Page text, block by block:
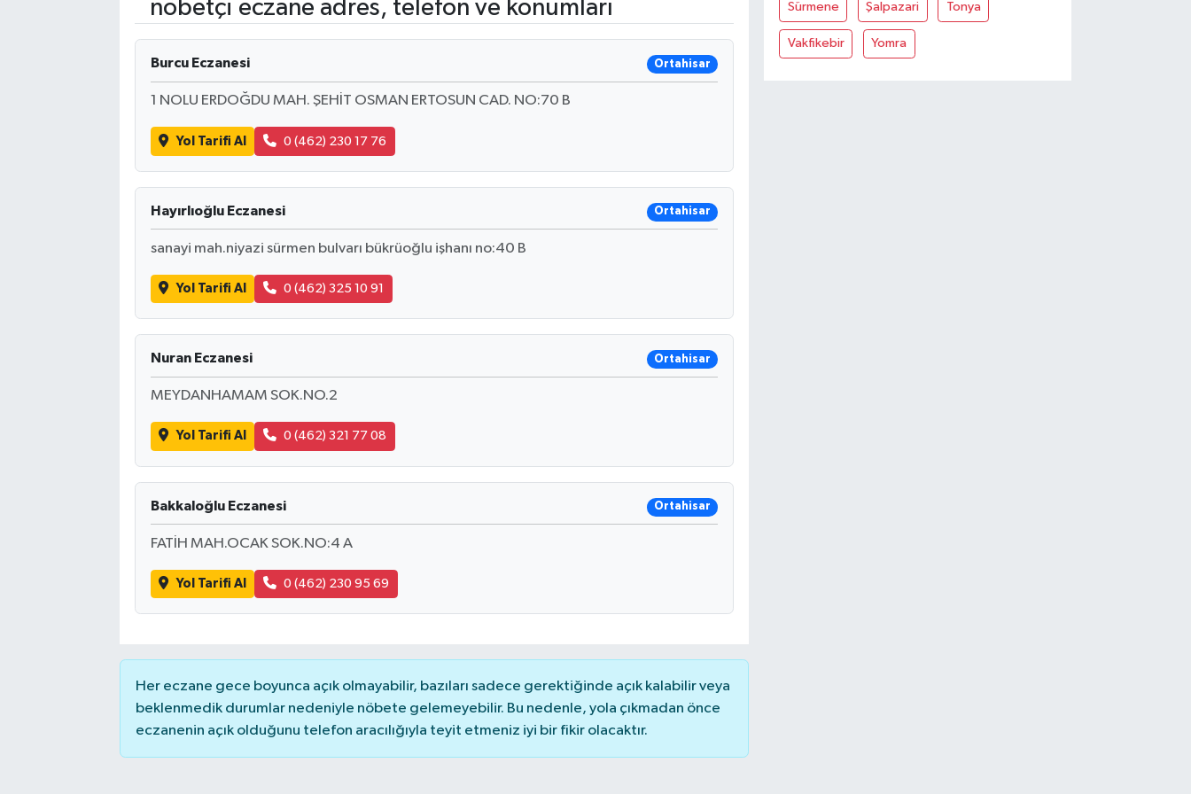
nöbetçi eczane adres, telefon ve konumları
Burcu Eczanesi Ortahisar
1 NOLU ERDOĞDU MAH. ŞEHİT OSMAN ERTOSUN CAD. NO:70 B
Yol Tarifi Al 0 (462) 230 17 76
Hayırlıoğlu Eczanesi Ortahisar
sanayi mah.niyazi sürmen bulvarı bükrüoğlu işhanı no:40 B
Yol Tarifi Al 0 (462) 325 10 91
Nuran Eczanesi Ortahisar
MEYDANHAMAM SOK.NO.2
Yol Tarifi Al 0 (462) 321 77 08
Bakkaloğlu Eczanesi Ortahisar
FATİH MAH.OCAK SOK.NO:4 A
Yol Tarifi Al 0 (462) 230 95 69
Her eczane gece boyunca açık olmayabilir, bazıları sadece gerektiğinde açık kalabilir veya
beklenmedik durumlar nedeniyle nöbete gelemeyebilir. Bu nedenle, yola çıkmadan önce
eczanenin açık olduğunu telefon aracılığıyla teyit etmeniz iyi bir fikir olacaktır.
Sürmene Şalpazari Tonya
Vakfikebir Yomra